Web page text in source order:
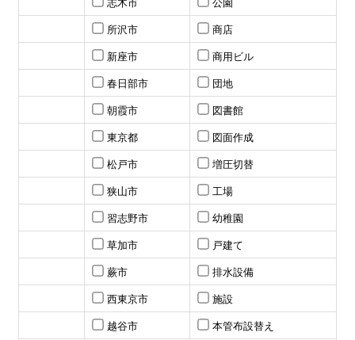
志木市 公園
所沢市 商店
新座市 商用ビル
春日部市 団地
朝霞市 図書館
東京都 図面作成
松戸市 増圧切替
狭山市 工場
習志野市 幼稚園
草加市 戸建て
蕨市 排水設備
西東京市 施設
越谷市 本管布設替え